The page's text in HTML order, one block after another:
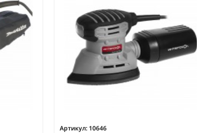
Артикул: 10646